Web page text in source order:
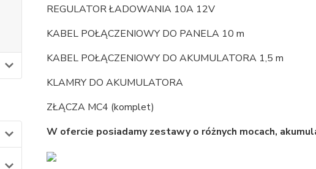
REGULATOR ŁADOWANIA 10A 12V
KABEL POŁĄCZENIOWY DO PANELA 10 m
KABEL POŁĄCZENIOWY DO AKUMULATORA 1,5 m
KLAMRY DO AKUMULATORA
ZŁĄCZA MC4 (komplet)
W ofercie posiadamy zestawy o różnych mocach,